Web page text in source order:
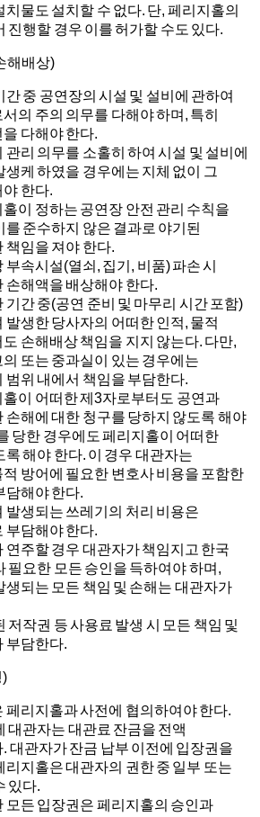
치물도 설치할 수 없다. 단, 페리지홀의
진행할 경우 이를 허가할 수도 있다.
해배상)
중 공연장의 시설 및 설비에 관하여
의 주의 의무를 다해야 하며, 특히
다해야 한다.
리 의무를 소홀히 하여 시설 및 설비에
생케 하였을 경우에는 지체 없이 그
한다.
이 정하는 공연장 안전 관리 수칙을
를 준수하지 않은 결과로 야기된
책임을 져야 한다.
속시설(열쇠, 집기, 비품) 파손 시
손해액을 배상해야 한다.
기간 중(공연 준비 및 마무리 시간 포함)
발생한 당사자의 어떠한 인적, 물적
손해배상 책임을 지지 않는다. 다만,
또는 중과실이 있는 경우에는
범위 내에서 책임을 부담한다.
이 어떠한 제3자로부터도 공연과
손해에 대한 청구를 당하지 않도록 해야
당한 경우에도 페리지홀이 어떠한
록 해야 한다. 이 경우 대관자는
방어에 필요한 변호사 비용을 포함한
담해야 한다.
발생되는 쓰레기의 처리 비용은
부담해야 한다.
연주할 경우 대관자가 책임지고 한국
필요한 모든 승인을 득하여야 하며,
생되는 모든 책임 및 손해는 대관자가
저작권 등 사용료 발생 시 모든 책임 및
부담한다.
)
페리지홀과 사전에 협의하여야 한다.
대관자는 대관료 잔금을 전액
대관자가 잔금 납부 이전에 입장권을
리지홀은 대관자의 권한 중 일부 또는
있다.
모든 입장권은 페리지홀의 승인과